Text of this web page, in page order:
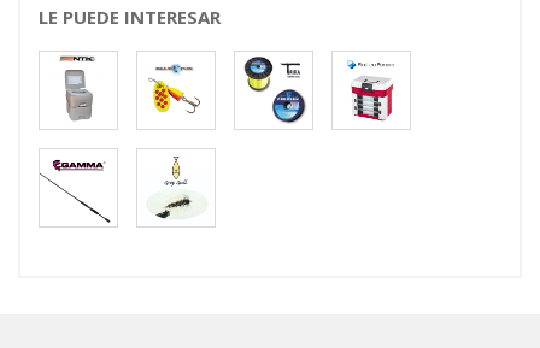
LE PUEDE INTERESAR